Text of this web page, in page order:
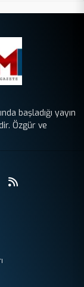
başladığı yayın
Özgür ve